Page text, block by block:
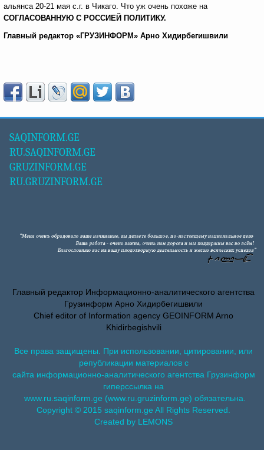
альянса 20-21 мая с.г. в Чикаго. Что уж очень похоже на
СОГЛАСОВАННУЮ С РОССИЕЙ ПОЛИТИКУ.
Главный редактор «ГРУЗИНФОРМ» Арно Хидирбегишвили
SAQINFORM.GE
RU.SAQINFORM.GE
GRUZINFORM.GE
RU.GRUZINFORM.GE
Главный редактор Информационно-аналитического агентства
Грузинформ Арно Хидирбегишвили
Chief editor of Information agency GEOINFORM Arno
Khidirbegishvili
Все права защищены. При использовании, цитировании, или
републикации материалов с
сайта информационно-аналитического агентства Грузинформ
гиперссылка на
www.ru.saqinform.ge (www.ru.gruzinform.ge) обязательна.
Copyright © 2015 saqinform.ge All Rights Reserved.
Created by LEMONS